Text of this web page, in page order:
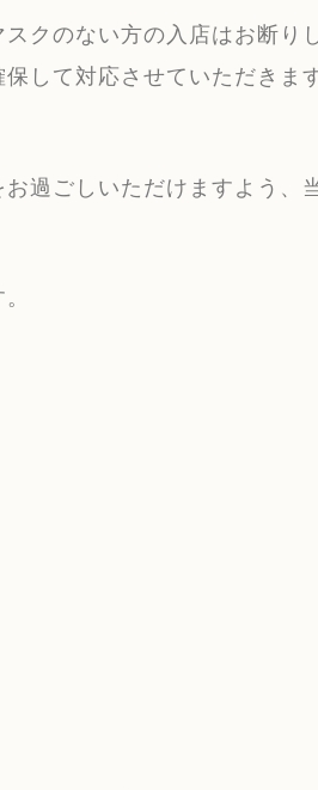
スクのない方の入店はお断り
して対応させていただきます
過ごしいただけますよう、